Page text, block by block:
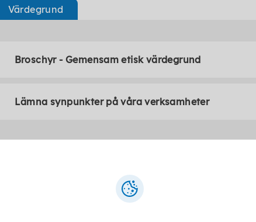
Värdegrund
Broschyr - Gemensam etisk värdegrund
Lämna synpunkter på våra verksamheter